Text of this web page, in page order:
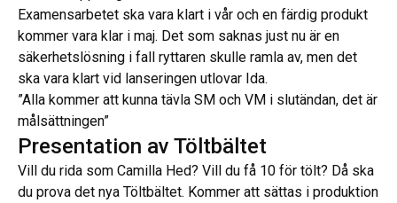
Examensarbetet ska vara klart i vår och en färdig produkt
kommer vara klar i maj. Det som saknas just nu är en
säkerhetslösning i fall ryttaren skulle ramla av, men det
ska vara klart vid lanseringen utlovar Ida.
”Alla kommer att kunna tävla SM och VM i slutändan, det är
målsättningen”
Presentation av Töltbältet
Vill du rida som Camilla Hed? Vill du få 10 för tölt? Då ska
du prova det nya Töltbältet. Kommer att sättas i produktion